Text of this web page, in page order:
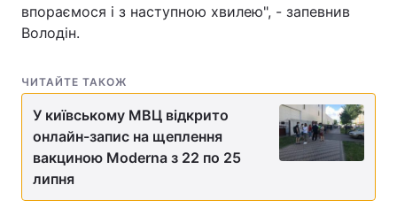
впораємося і з наступною хвилею", - запевнив
Володін.
ЧИТАЙТЕ ТАКОЖ
У київському МВЦ відкрито
онлайн-запис на щеплення
вакциною Moderna з 22 по 25
липня